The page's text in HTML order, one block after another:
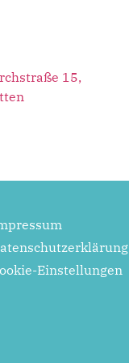
15,
Einstellungen